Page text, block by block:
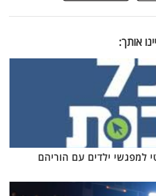
אותך:
למפגשי ילדים עם הוריהם